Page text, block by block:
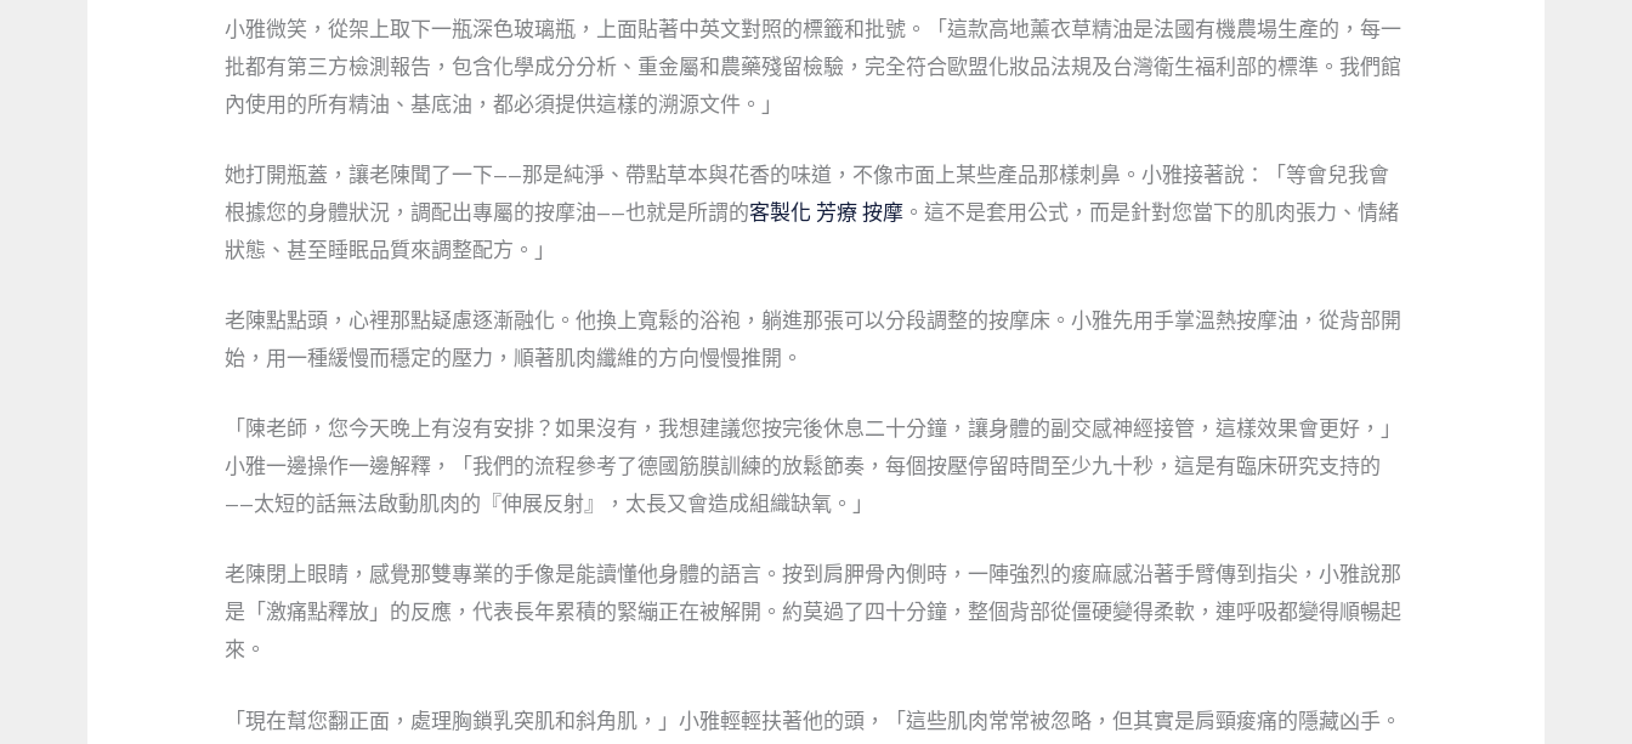
小雅微笑，從架上取下一瓶深色玻璃瓶，上面貼著中英文對照的標籤和批號。「這款高地薰衣草精油是法國有機農場生產的，每一
批都有第三方檢測報告，包含化學成分分析、重金屬和農藥殘留檢驗，完全符合歐盟化妝品法規及台灣衛生福利部的標準。我們館
內使用的所有精油、基底油，都必須提供這樣的溯源文件。」
她打開瓶蓋，讓老陳聞了一下——那是純淨、帶點草本與花香的味道，不像市面上某些產品那樣刺鼻。小雅接著說：「等會兒我會
根據您的身體狀況，調配出專屬的按摩油——也就是所謂的客製化 芳療 按摩 。這不是套用公式，而是針對您當下的肌肉張力、情緒
狀態、甚至睡眠品質來調整配方。」
老陳點點頭，心裡那點疑慮逐漸融化。他換上寬鬆的浴袍，躺進那張可以分段調整的按摩床。小雅先用手掌溫熱按摩油，從背部開
始，用一種緩慢而穩定的壓力，順著肌肉纖維的方向慢慢推開。
「陳老師，您今天晚上有沒有安排？如果沒有，我想建議您按完後休息二十分鐘，讓身體的副交感神經接管，這樣效果會更好，」
小雅一邊操作一邊解釋，「我們的流程參考了德國筋膜訓練的放鬆節奏，每個按壓停留時間至少九十秒，這是有臨床研究支持的
——太短的話無法啟動肌肉的『伸展反射』，太長又會造成組織缺氧。」
老陳閉上眼睛，感覺那雙專業的手像是能讀懂他身體的語言。按到肩胛骨內側時，一陣強烈的痠麻感沿著手臂傳到指尖，小雅說那
是「激痛點釋放」的反應，代表長年累積的緊繃正在被解開。約莫過了四十分鐘，整個背部從僵硬變得柔軟，連呼吸都變得順暢起
來。
「現在幫您翻正面，處理胸鎖乳突肌和斜角肌，」小雅輕輕扶著他的頭，「這些肌肉常常被忽略，但其實是肩頸痠痛的隱藏凶手。